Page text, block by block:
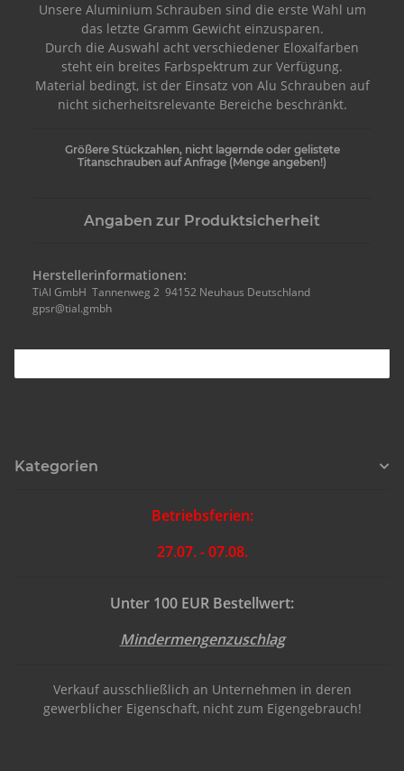
Unsere Aluminium Schrauben sind die erste Wahl um
das letzte Gramm Gewicht einzusparen.
Durch die Auswahl acht verschiedener Eloxalfarben
steht ein breites Farbspektrum zur Verfügung.
Material bedingt, ist der Einsatz von Alu Schrauben auf
nicht sicherheitsrelevante Bereiche beschränkt.
Größere Stückzahlen, nicht lagernde oder gelistete
Titanschrauben auf Anfrage (Menge angeben!)
Angaben zur Produktsicherheit
Herstellerinformationen:
TiAl GmbH Tannenweg 2 94152 Neuhaus Deutschland
gpsr@tial.gmbh
Kategorien
Betriebsferien:
27.07. - 07.08.
Unter 100 EUR Bestellwert:
Mindermengenzuschlag
Verkauf ausschließlich an Unternehmen in deren
gewerblicher Eigenschaft, nicht zum Eigengebrauch!